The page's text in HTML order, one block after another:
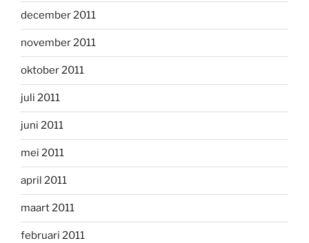
december 2011
november 2011
oktober 2011
juli 2011
juni 2011
mei 2011
april 2011
maart 2011
februari 2011